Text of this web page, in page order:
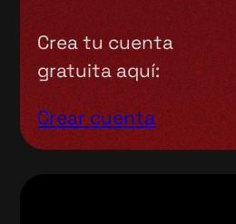
Crea tu cuenta
gratuita aquí:
Crear cuenta